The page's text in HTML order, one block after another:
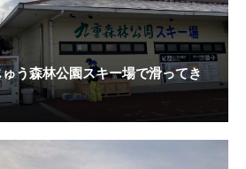
う森林公園スキー場で滑ってき